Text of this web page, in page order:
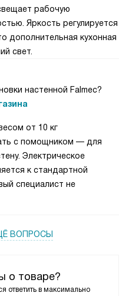
о товаре?
ответить в максимально
рабочую
Яркость регулируется
дополнительная кухонная
свет.
настенной Falmec?
от 10 кг
с помощником — для
Электрическое
к стандартной
специалист не
ВОПРОСЫ